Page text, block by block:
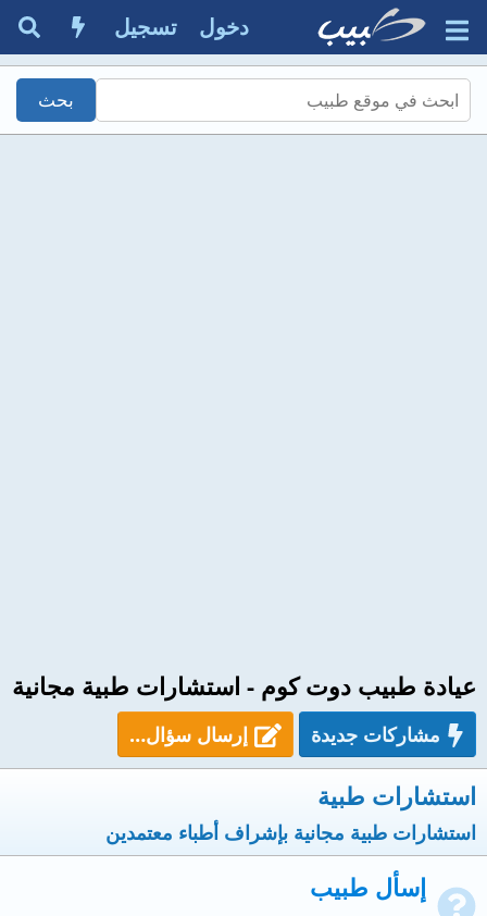
دخول تسجيل
عيادة طبيب دوت كوم - استشارات طبية مجانية
مشاركات جديدة إرسال سؤال…
استشارات طبية
استشارات طبية مجانية بإشراف أطباء معتمدين
إسأل طبيب